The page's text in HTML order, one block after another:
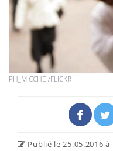
PH_MICCHEI/FLICKR
Publié le 25.05.2016 à